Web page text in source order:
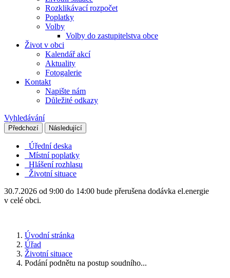
Rozklikávací rozpočet
Poplatky
Volby
Volby do zastupitelstva obce
Život v obci
Kalendář akcí
Aktuality
Fotogalerie
Kontakt
Napište nám
Důležité odkazy
Vyhledávání
Předchozí Následující
Úřední deska
Místní poplatky
Hlášení rozhlasu
Životní situace
30.7.2026 od 9:00 do 14:00 bude přerušena dodávka el.energie
v celé obci.
Úvodní stránka
Úřad
Životní situace
Podání podnětu na postup soudního...